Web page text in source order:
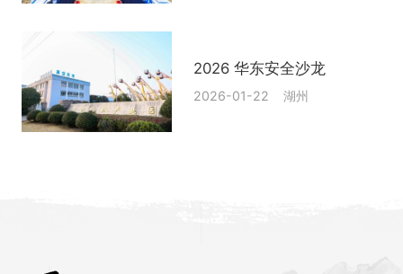
2026 华东安全沙龙
2026-01-22 湖州